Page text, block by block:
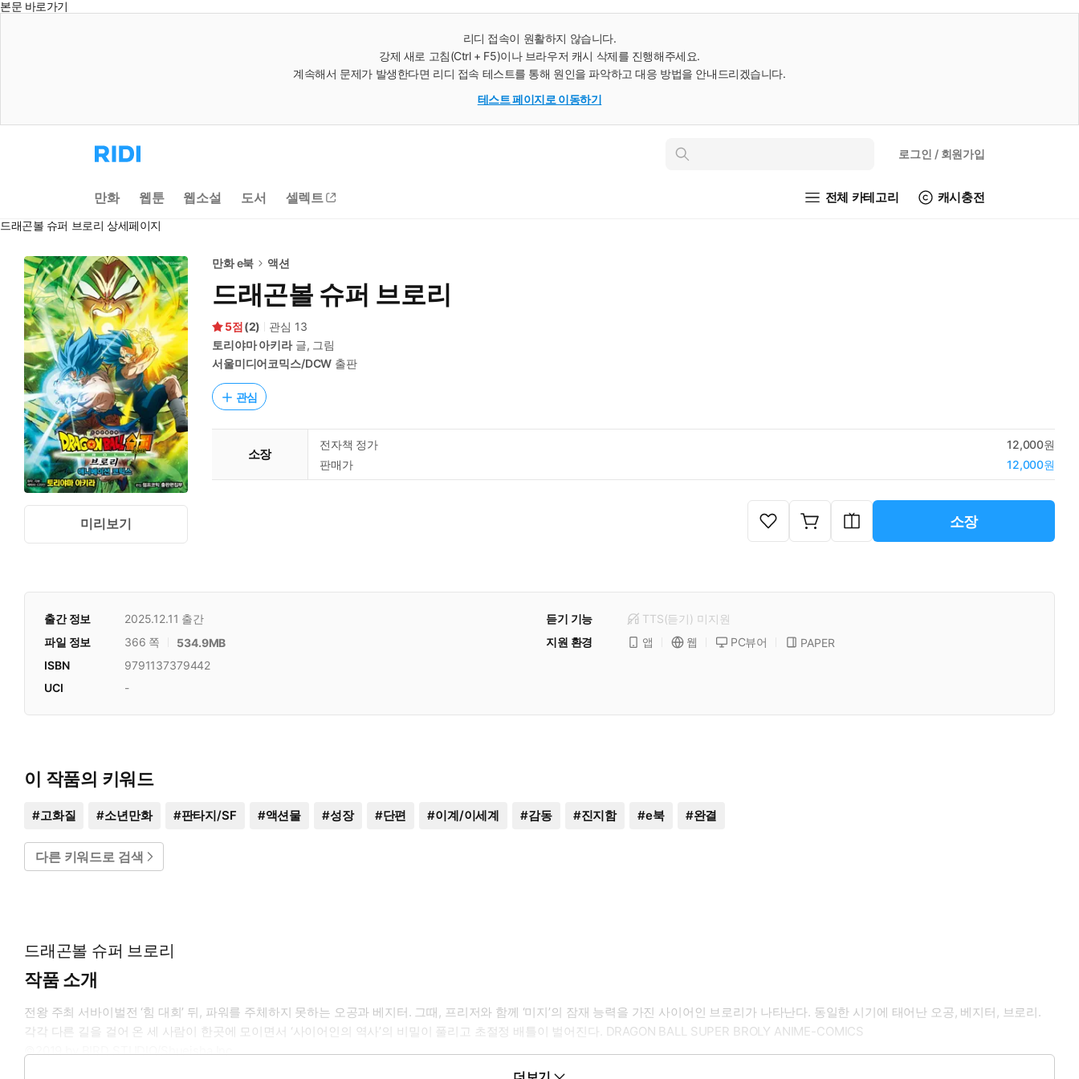
본문 바로가기
리디 접속이 원활하지 않습니다.
강제 새로 고침(Ctrl + F5)이나 브라우저 캐시 삭제를 진행해주세요.
계속해서 문제가 발생한다면 리디 접속 테스트를 통해 원인을 파악하고 대응 방법을 안내드리겠습니다.
테스트 페이지로 이동하기
리
디
으
로
동
인
로그인 / 회원가입
만화 웹툰 웹소설 도서 셀렉트 전체 카테고리 캐시충전
드래곤볼 슈퍼 브로리 상세페이지
미리보기
만화 e북 액션
드래곤볼 슈퍼 브로리
5 (2) 관심 13
토리야마 아키라글, 그림
서울미디어코믹스/DCW 출판
관심
소장
전자책 정가
12,000원
판매가
12,000원
소장
출간 정보 2025.12.11 출간 듣기 기능 TTS(듣기) 미지원
파일 정보
366 쪽 534.9MB 지원 환경 앱 웹 PC뷰어
PAPER
ISBN
9791137379442
UCI
-
이 작품의 키워드
#고화질 #소년만화 #판타지/SF #액션물 #성장 #단편 #이계/이세계 #감동 #진지함 #e북 #완결
다른 키워드로 검색
드래곤볼 슈퍼 브로리
작품 소개
전왕 주최 서바이벌전 ‘힘 대회’ 뒤, 파워를 주체하지 못하는 오공과 베지터. 그때, 프리저와 함께 ‘미지’의 잠재 능력을 가진 사이어인 브로리가 나타난다. 동일한 시기에 태어난 오공, 베지터, 브로리.
각각 다른 길을 걸어 온 세 사람이 한곳에 모이면서 ‘사이어인의 역사’의 비밀이 풀리고 초절정 배틀이 벌어진다. DRAGON BALL SUPER BROLY ANIME-COMICS
©2019 by BIRD STUDIO/Shueisha Inc.